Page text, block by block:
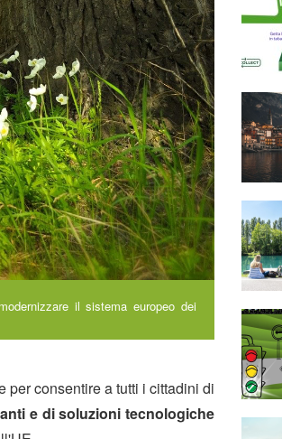
il sistema europeo dei
per consentire a tutti i cittadini di
e di soluzioni tecnologiche